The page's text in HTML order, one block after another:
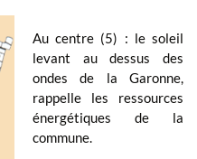
Au centre (5) : le soleil
levant au dessus des
ondes de la Garonne,
rappelle les ressources
énergétiques de la
commune.